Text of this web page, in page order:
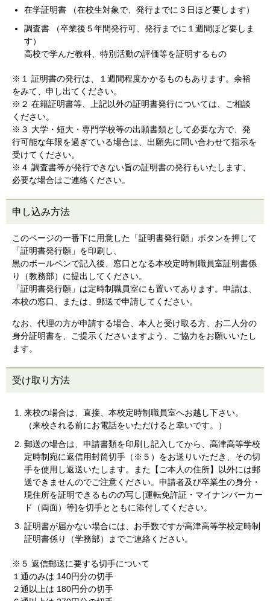
在学証明書 （在校生対象で、発行までに３日ほど要します）
調査書 （卒業後５年間発行可、発行までに１週間ほど要しま
す）
高校で学んだ教科、特別活動の評価等を証明するもの
※１ 証明書の発行は、１週間程度かかるものもあります。余裕
をみて、申し出てください。
※２ 在籍証明書等、上記以外の証明書発行については、ご相談
ください。
※３ 大学・短大・専門学校等の出願書類として必要な方で、発
行可能な年限を過ぎている場合は、出願先に問い合わせて指示を
受けてください。
※４ 調査書等が発行できない旨の証明書の発行もいたします、
必要な場合はご連絡ください。
申し込み方法
このページの一番下に用意した「証明書発行願」ボタンを押して
「証明書発行願」を印刷し、
黒のボールペンで記入後、窓口となる本校定時制職員室証明書係
り（教務部）に提出してください。
「証明書発行願」は定時制職員室にも置いてあります。申請は、
本校の窓口、または、郵送で申請してください。
なお、代理の方が申請する場合、本人と受け取る方、お二人分の
身分証明書を、ご提示くださいますよう、ご協力をお願いいたし
ます。
受け取り方法
来校の場合は、直接、本校定時制職員室へお越し下さい。
（来校される前にお電話をいただけると幸いです。）
郵送の場合は、申請書類を印刷し記入してから、高津高等学校
定時制宛に返信用封筒切手（※５）をお送りいただき、その切
手を使用し返送いたします。また【ご本人の住所】以外には郵
送できませんのでご注意ください。申請者及び卒業生の身分・
現住所を証明できるものの写し[運転免許証・マイナンバーカー
ド（両面）等]を切手とともに添付してください。
証明書が届かない場合には、お手数ですが高津高等学校定時制
証明書係り（学務部）までご連絡ください。
※５ 返信郵送に要する切手について
１通のみは 140円分の切手
２通以上は 180円分の切手